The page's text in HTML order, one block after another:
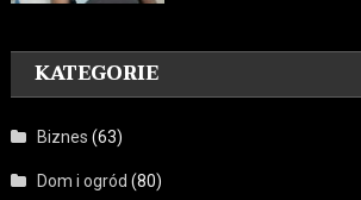
KATEGORIE
Biznes (63)
Dom i ogród (80)